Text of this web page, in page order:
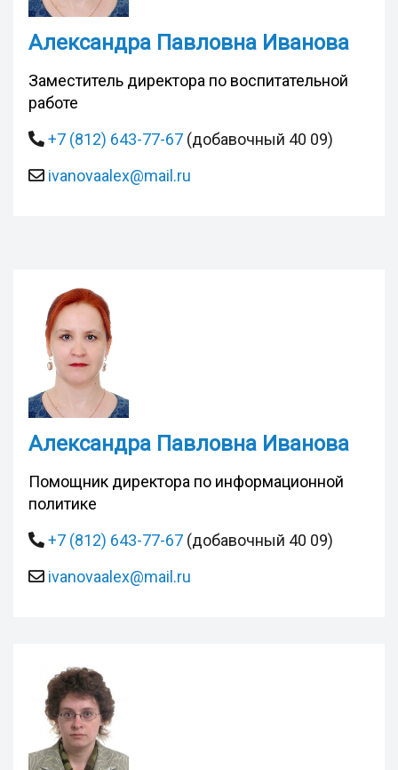
Александра Павловна Иванова
Заместитель директора по воспитательной
работе
+7 (812) 643-77-67 (добавочный 40 09)
ivanovaalex@mail.ru
Александра Павловна Иванова
Помощник директора по информационной
политике
+7 (812) 643-77-67 (добавочный 40 09)
ivanovaalex@mail.ru